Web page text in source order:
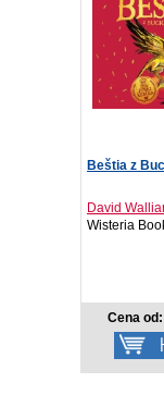
Beštia z
David
Wisteria
Cena od: